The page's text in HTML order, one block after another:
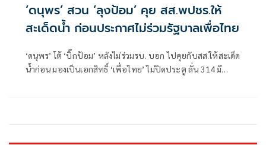
‘ดนุพร’ สวน ‘ลุงป้อม’ คุย สส.พปชร.ให้
สะเด็ดน้ำ ก่อนประกาศไม่ร่วมรัฐบาลเพื่อไทย
‘ดนุพร’ โต้ ‘บิ๊กป้อม’ หลังไม่ร่วมรบ. บอก ไปคุยกับสส.ให้สะเด็ด
น้ำก่อน มองเป็นเอกสิทธิ์ ‘เพื่อไทย’ ไม่ปิดประตู ลั่น 314 มี